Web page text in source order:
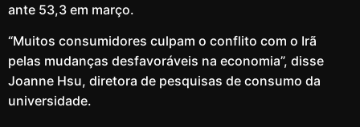
ante 53,3 em março.
“Muitos consumidores culpam o conflito com o Irã
pelas mudanças desfavoráveis ​​na economia”, disse
Joanne Hsu, diretora de pesquisas de consumo da
universidade.